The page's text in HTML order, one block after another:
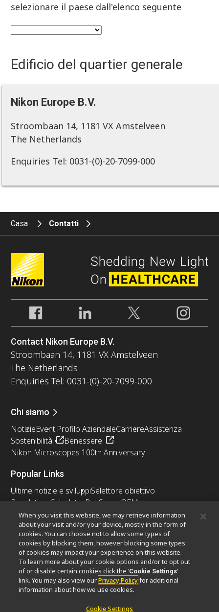
selezionare il paese dall'elenco seguente
Edificio del quartier generale
Nikon Europe B.V.
Stroombaan 14, 1181 VX Amstelveen
The Netherlands
Enquiries Tel: 0031-(0)-20-7099-000
Casa Contatti
Contact Nikon Europe B.V.
Stroombaan 14, 1181 VX Amstelveen
The Netherlands
Enquiries Tel: 0031-(0)-20-7099-000
Chi siamo
NotizieEventiProfilo AziendaleCarriereAssistenza
Sostenibilità
Benessere
Nikon Microscopes 100th Anniversary
Popular Links
Ultime notizie e sviluppiSelettore obiettivo
Resolution Calculator PubScope OEM
Nikon Small World
MicroscopyU
Altri prodotti Nikon
Prodotti di imaging
Microscopia industriale e metrologia
Sistemi di litografia a semiconduttore
Sistemi di litografia a FPD
When you visit this website, we may retrieve information
about your visit and/or your device, mostly in the form of
cookies. You can choose not to allow some types of
cookies by blocking them, however blocking some types
of cookies may impact your experience on this website.
To learn more about your cookie options and/or to opt out
of or disable certain cookies click the ‘Cookie Settings’
link. You may also view ourPrivacy Policyfor additional
information about how we use cookies.
Cookie Settings